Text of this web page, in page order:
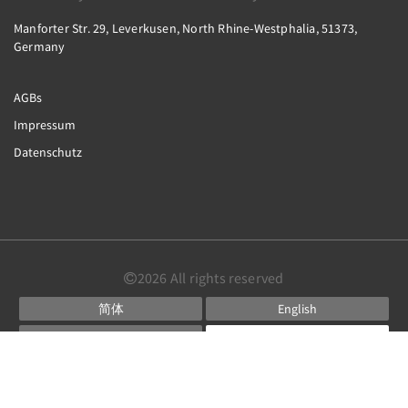
Manforter Str. 29, Leverkusen, North Rhine-Westphalia, 51373,
Germany
AGBs
Impressum
Datenschutz
2026 All rights reserved
简体
English
Français